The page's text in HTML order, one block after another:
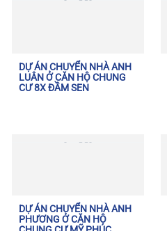
DỰ ÁN CHUYỂN NHÀ ANH
LUÂN Ở CĂN HỘ CHUNG
CƯ 8X ĐẦM SEN
DỰ ÁN CHUYỂN NHÀ ANH
PHƯƠNG Ở CĂN HỘ